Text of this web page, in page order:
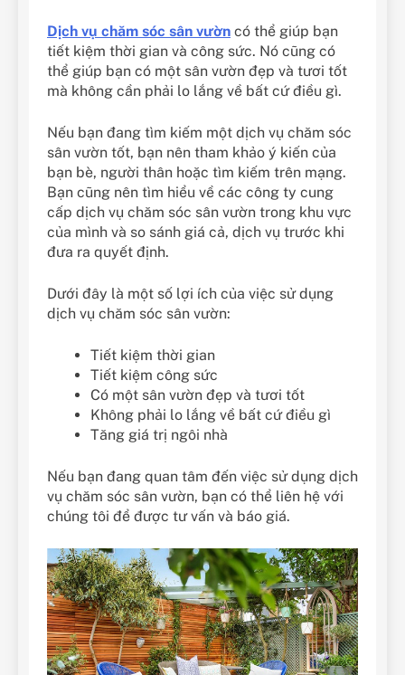
Dịch vụ chăm sóc sân vườn có thể giúp bạn
tiết kiệm thời gian và công sức. Nó cũng có
thể giúp bạn có một sân vườn đẹp và tươi tốt
mà không cần phải lo lắng về bất cứ điều gì.
Nếu bạn đang tìm kiếm một dịch vụ chăm sóc
sân vườn tốt, bạn nên tham khảo ý kiến của
bạn bè, người thân hoặc tìm kiếm trên mạng.
Bạn cũng nên tìm hiểu về các công ty cung
cấp dịch vụ chăm sóc sân vườn trong khu vực
của mình và so sánh giá cả, dịch vụ trước khi
đưa ra quyết định.
Dưới đây là một số lợi ích của việc sử dụng
dịch vụ chăm sóc sân vườn:
Tiết kiệm thời gian
Tiết kiệm công sức
Có một sân vườn đẹp và tươi tốt
Không phải lo lắng về bất cứ điều gì
Tăng giá trị ngôi nhà
Nếu bạn đang quan tâm đến việc sử dụng dịch
vụ chăm sóc sân vườn, bạn có thể liên hệ với
chúng tôi để được tư vấn và báo giá.